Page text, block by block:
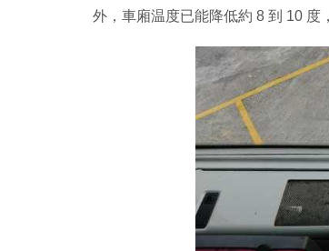
外，車廂温度已能降低約 8 到 10 度